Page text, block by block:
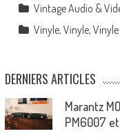
Vintage Audio &
Vinyle, Vinyle, Vinyle
DERNIERS ARTICLES
Marantz
PM6007